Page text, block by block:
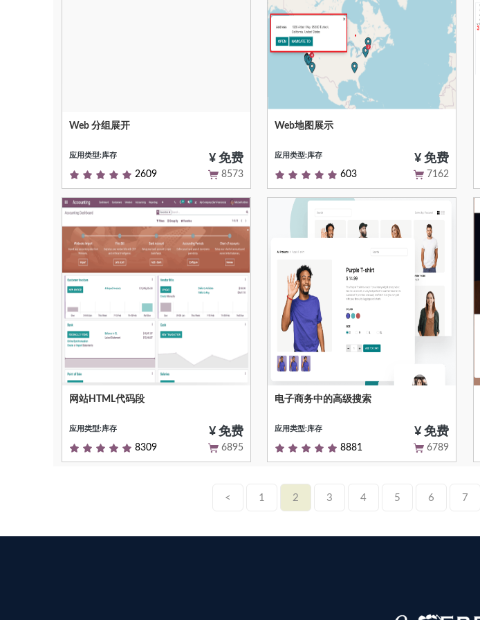
点击展开视图页面
Web 分组展开
应用类型:库存 ¥ 免费
2609 8573
地图与联系人绑定
Web地图展示
应用类型:库存 ¥ 免费
603 7162
在web页上添加自定义html代码的代码片
网站HTML代码段
应用类型:库存 ¥ 免费
8309 6895
电子商务高级搜索
电子商务中的高级搜索
应用类型:库存 ¥ 免费
8881 6789
< 1 2 3 4 5 6 7